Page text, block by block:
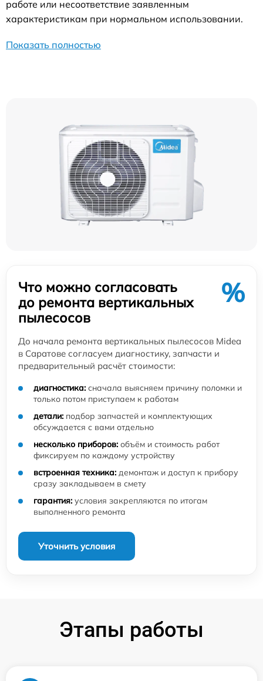
работе или несоответствие заявленным
характеристикам при нормальном использовании.
Показать полностью
Что можно согласовать
до ремонта вертикальных
пылесосов
%
До начала ремонта вертикальных пылесосов Midea
в Саратове согласуем диагностику, запчасти и
предварительный расчёт стоимости:
диагностика: сначала выясняем причину поломки и
только потом приступаем к работам
детали: подбор запчастей и комплектующих
обсуждается с вами отдельно
несколько приборов: объём и стоимость работ
фиксируем по каждому устройству
встроенная техника: демонтаж и доступ к прибору
сразу закладываем в смету
гарантия: условия закрепляются по итогам
выполненного ремонта
Уточнить условия
Этапы работы